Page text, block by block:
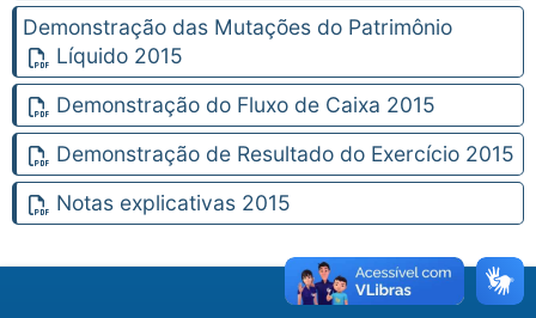
Demonstração das Mutações do Patrimônio
Líquido 2015
Demonstração do Fluxo de Caixa 2015
Demonstração de Resultado do Exercício 2015
Notas explicativas 2015